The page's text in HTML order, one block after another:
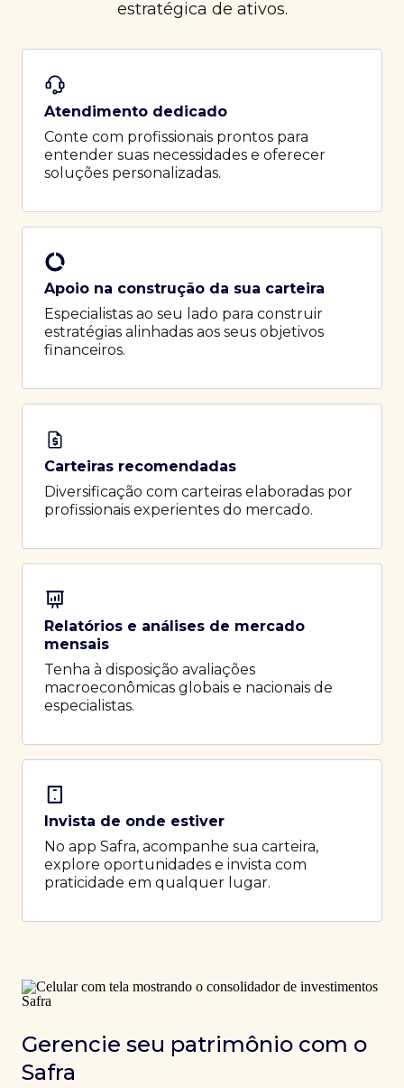
estratégica de ativos.
Atendimento dedicado
Conte com profissionais prontos para
entender suas necessidades e oferecer
soluções personalizadas.
Apoio na construção da sua carteira
Especialistas ao seu lado para construir
estratégias alinhadas aos seus objetivos
financeiros.
Carteiras recomendadas
Diversificação com carteiras elaboradas por
profissionais experientes do mercado.
Relatórios e análises de mercado
mensais
Tenha à disposição avaliações
macroeconômicas globais e nacionais de
especialistas.
Invista de onde estiver
No app Safra, acompanhe sua carteira,
explore oportunidades e invista com
praticidade em qualquer lugar.
Gerencie seu patrimônio com o
Safra